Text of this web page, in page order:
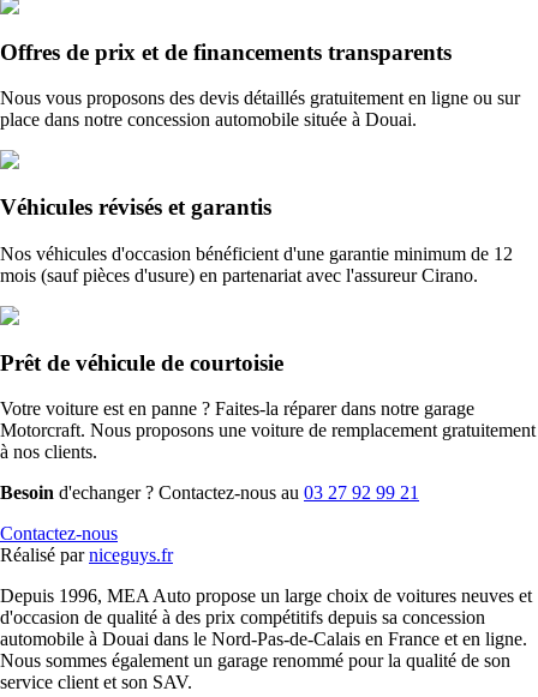
Offres de prix et de financements transparents
Nous vous proposons des devis détaillés gratuitement en ligne ou sur
place dans notre concession automobile située à Douai.
Véhicules révisés et garantis
Nos véhicules d'occasion bénéficient d'une garantie minimum de 12
mois (sauf pièces d'usure) en partenariat avec l'assureur Cirano.
Prêt de véhicule de courtoisie
Votre voiture est en panne ? Faites-la réparer dans notre garage
Motorcraft. Nous proposons une voiture de remplacement gratuitement
à nos clients.
Besoin d'echanger ? Contactez-nous au 03 27 92 99 21
Contactez-nous
Réalisé par niceguys.fr
Depuis 1996, MEA Auto propose un large choix de voitures neuves et
d'occasion de qualité à des prix compétitifs depuis sa concession
automobile à Douai dans le Nord-Pas-de-Calais en France et en ligne.
Nous sommes également un garage renommé pour la qualité de son
service client et son SAV.